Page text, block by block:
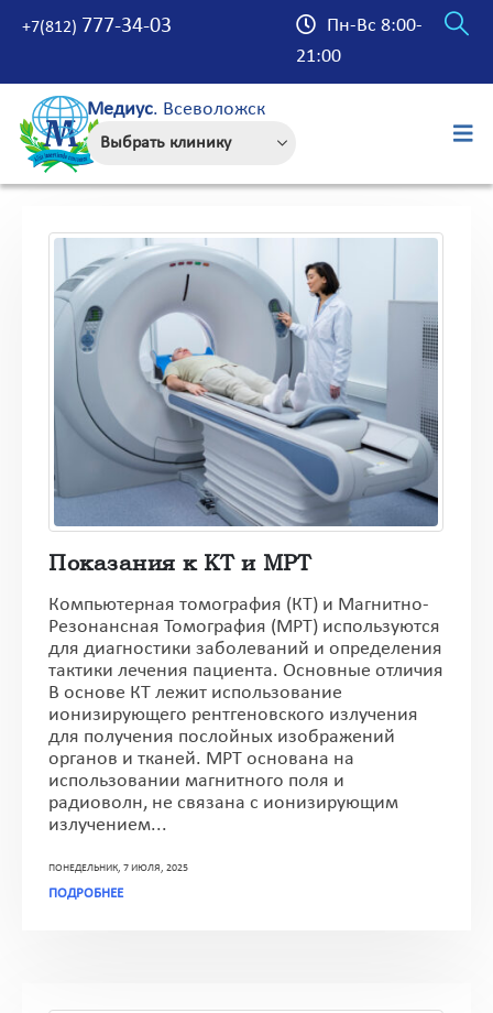
+7(812) 777-34-03
Пн-Вс 8:00-
21:00
Медиус. Всеволожск
Показания к КТ и МРТ
Компьютерная томография (КТ) и Магнитно-
Резонансная Томография (МРТ) используются
для диагностики заболеваний и определения
тактики лечения пациента. Основные отличия
В основе КТ лежит использование
ионизирующего рентгеновского излучения
для получения послойных изображений
органов и тканей. МРТ основана на
использовании магнитного поля и
радиоволн, не связана с ионизирующим
излучением...
ПОНЕДЕЛЬНИК, 7 ИЮЛЯ, 2025
ПОДРОБНЕЕ